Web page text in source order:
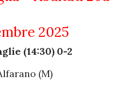
2025
(14:30) 0-2
(M)